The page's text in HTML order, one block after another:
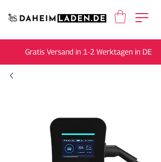
Gratis Versand in 1-2 Werktagen in DE